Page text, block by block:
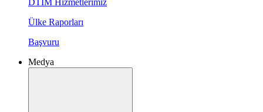
Ülke Raporları
Başvuru
Medya